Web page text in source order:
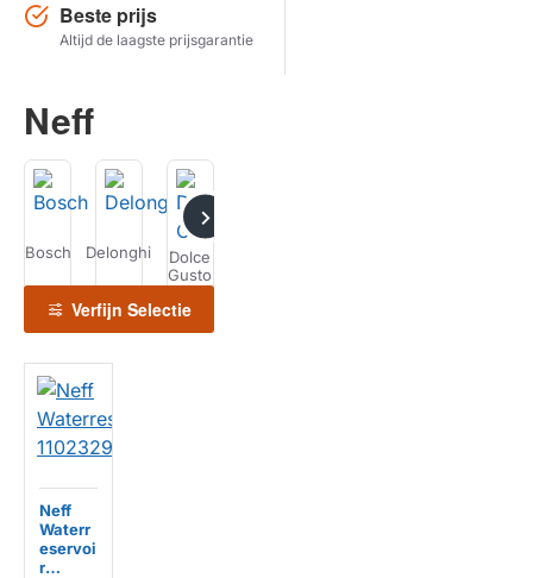
Beste prijs
Altijd de laagste prijsgarantie
Neff
Bosch Delonghi
Dolce
Gusto
Verfijn Selectie
Neff
Waterr
eservoi
r